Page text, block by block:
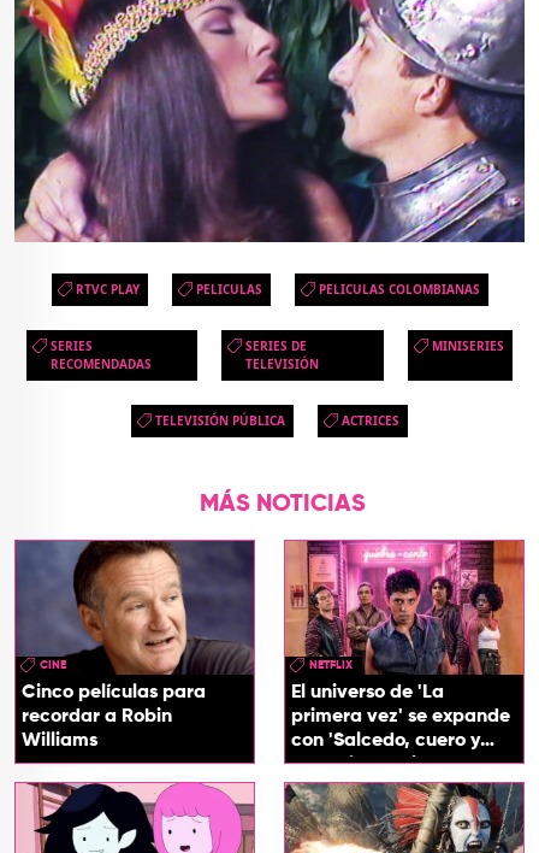
RTVC PLAY PELICULAS PELICULAS COLOMBIANAS
SERIES
RECOMENDADAS
SERIES DE
TELEVISIÓN
MINISERIES
TELEVISIÓN PÚBLICA ACTRICES
MÁS NOTICIAS
CINE
Cinco películas para
recordar a Robin
Williams
NETFLIX
El universo de 'La
primera vez' se expande
con 'Salcedo, cuero y
boogaloo', spin off